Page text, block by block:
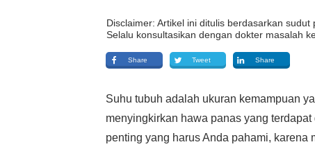
Disclaimer: Artikel ini ditulis berdasarkan
Selalu konsultasikan dengan dokter masalah
Share Tweet Share
Suhu tubuh adalah ukuran kemampuan
menyingkirkan hawa panas yang
penting yang harus Anda pahami,